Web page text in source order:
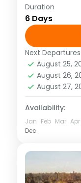
Visitando:
–
itinerario
aplican para
América,
1 Person
Duration
6 Days
Next Departures
August 25,
August 26,
August 27,
Availability:
Jan Feb Mar Apr
Dec